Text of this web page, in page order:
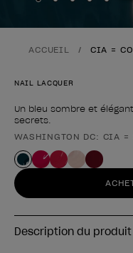
Skip to slide
Skip to slide
Skip to
Skip to
Skip
ACCUEIL CIA =
NAIL LACQUER
Un bleu sombre et
secrets.
Forme du produit
WASHINGTON DC: CIA =
Description du produit